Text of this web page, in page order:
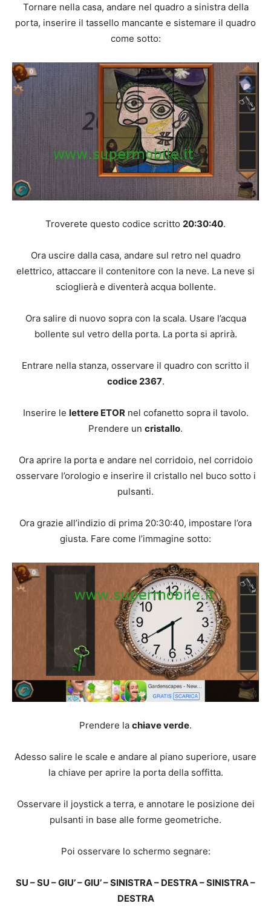
Tornare nella casa, andare nel quadro a sinistra della
porta, inserire il tassello mancante e sistemare il quadro
come sotto:
Troverete questo codice scritto 20:30:40.
Ora uscire dalla casa, andare sul retro nel quadro
elettrico, attaccare il contenitore con la neve. La neve si
scioglierà e diventerà acqua bollente.
Ora salire di nuovo sopra con la scala. Usare l’acqua
bollente sul vetro della porta. La porta si aprirà.
Entrare nella stanza, osservare il quadro con scritto il
codice 2367.
Inserire le lettere ETORnel cofanetto sopra il tavolo.
Prendere un cristallo.
Ora aprire la porta e andare nel corridoio, nel corridoio
osservare l’orologio e inserire il cristallo nel buco sotto i
pulsanti.
Ora grazie all’indizio di prima 20:30:40, impostare l’ora
giusta. Fare come l’immagine sotto:
Prendere la chiave verde.
Adesso salire le scale e andare al piano superiore, usare
la chiave per aprire la porta della soffitta.
Osservare il joystick a terra, e annotare le posizione dei
pulsanti in base alle forme geometriche.
Poi osservare lo schermo segnare:
SU – SU – GIU’ – GIU’ – SINISTRA – DESTRA – SINISTRA –
DESTRA